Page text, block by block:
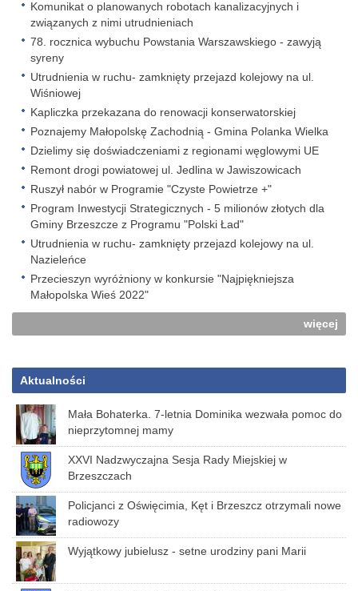
Komunikat o planowanych robotach kanalizacyjnych i
związanych z nimi utrudnieniach
78. rocznica wybuchu Powstania Warszawskiego - zawyją
syreny
Utrudnienia w ruchu- zamknięty przejazd kolejowy na ul.
Wiśniowej
Kapliczka przekazana do renowacji konserwatorskiej
Poznajemy Małopolskę Zachodnią - Gmina Polanka Wielka
Dzielimy się doświadczeniami z regionami węglowymi UE
Remont drogi powiatowej ul. Jedlina w Jawiszowicach
Ruszył nabór w Programie "Czyste Powietrze +"
Program Inwestycji Strategicznych - 5 milionów złotych dla
Gminy Brzeszcze z Programu "Polski Ład"
Utrudnienia w ruchu- zamknięty przejazd kolejowy na ul.
Nazieleńce
Przecieszyn wyróżniony w konkursie "Najpiękniejsza
Małopolska Wieś 2022"
więcej
Aktualności
Mała Bohaterka. 7-letnia Dominika wezwała pomoc do
nieprzytomnej mamy
XXVI Nadzwyczajna Sesja Rady Miejskiej w
Brzeszczach
Policjanci z Oświęcimia, Kęt i Brzeszcz otrzymali nowe
radiowozy
Wyjątkowy jubielusz - setne urodziny pani Marii